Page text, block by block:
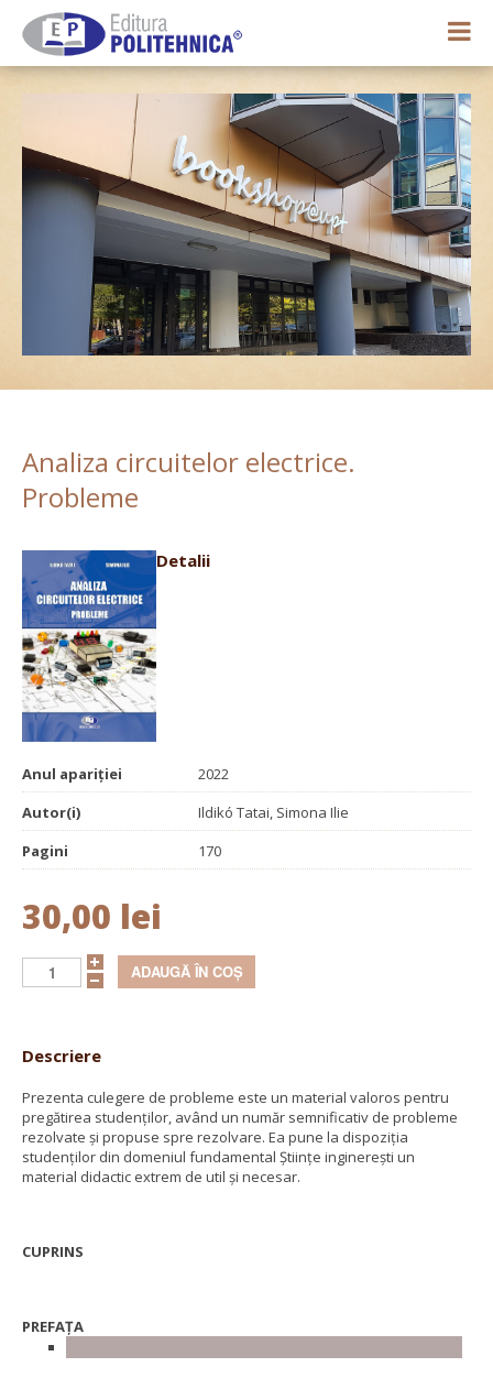
0,00 lei
Analiza circuitelor electrice.
Probleme
Detalii
Anul apariției
2022
Autor(i)
Ildikó Tatai, Simona Ilie
Pagini
170
30,00 lei
Descriere
Prezenta culegere de probleme este un material valoros pentru
pregătirea studenților, având un număr semnificativ de probleme
rezolvate și propuse spre rezolvare. Ea pune la dispoziția
studenților din domeniul fundamental Științe inginerești un
material didactic extrem de util și necesar.
CUPRINS
PREFAȚA